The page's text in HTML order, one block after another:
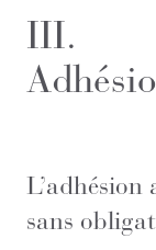
III.
sans